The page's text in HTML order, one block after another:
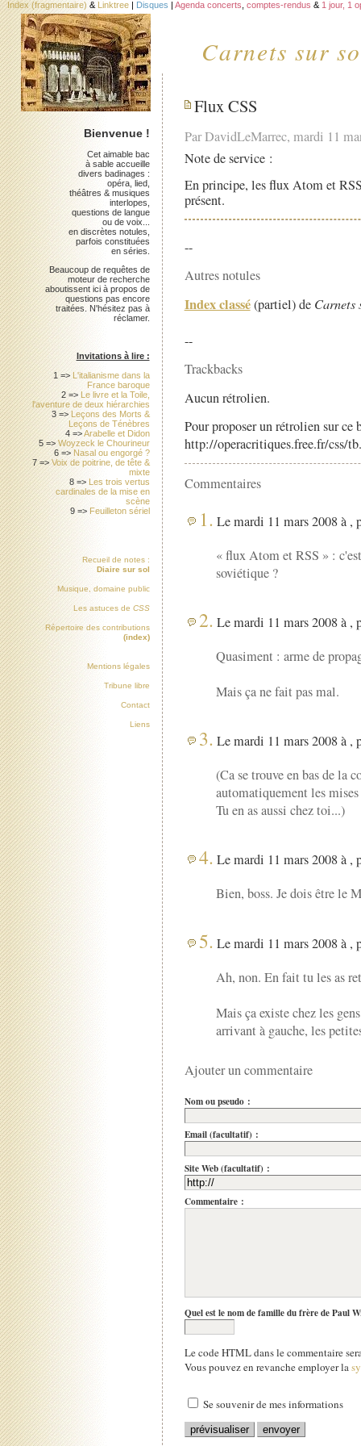
Carnets sur
Index (fragmentaire) & Linktree | Disques | Agenda concerts comptes-rendus & 1 jour, 1
Flux CSS
Par DavidLeMarrec, mardi 11
Note de service :
En principe, les flux Atom et
présent.
--
Autres notules
Index classé(partiel) de Carnets
--
Trackbacks
Aucun rétrolien.
Pour proposer un rétrolien sur
http://operacritiques.free.fr/css/
Commentaires
1. Le mardi 11 mars 2008 à ,
« flux Atom et RSS » :
soviétique ?
2. Le mardi 11 mars 2008 à ,
Quasiment : arme de
Mais ça ne fait pas mal.
3. Le mardi 11 mars 2008 à ,
(Ca se trouve en bas de la
automatiquement les
Tu en as aussi chez toi...)
4. Le mardi 11 mars 2008 à ,
Bien, boss. Je dois être le
5. Le mardi 11 mars 2008 à ,
Ah, non. En fait tu les as
Mais ça existe chez les
arrivant à gauche, les
Ajouter un commentaire
Nom ou pseudo :
Email (facultatif) :
Site Web (facultatif) :
Commentaire :
Quel est le nom de famille du frère de Paul
Le code HTML dans le commentaire
Vous pouvez en revanche employer la
Se souvenir de mes informations
Bienvenue !
Cet aimable bac
à sable accueille
divers badinages :
opéra, lied,
théâtres & musiques
interlopes,
questions de langue
ou de voix...
en discrètes notules,
parfois constituées
en séries.
Beaucoup de requêtes de
moteur de recherche
aboutissent ici à propos de
questions pas encore
traitées. N'hésitez pas à
réclamer.
Invitations à lire :
1 => L'italianisme dans la
France baroque
2 => Le livre et la Toile,
l'aventure de deux hiérarchies
3 => Leçons des Morts &
Leçons de Ténèbres
4 =>Arabelle et Didon
5 =>Woyzeck le Chourineur
6 => Nasal ou engorgé ?
7 =>Voix de poitrine, de tête &
mixte
8 => Les trois vertus
cardinales de la mise en
scène
9 => Feuilleton sériel
Recueil de notes :
Diaire sur sol
Musique, domaine public
Les astuces de CSS
Répertoire des contributions
(index)
Mentions légales
Tribune libre
Contact
Liens